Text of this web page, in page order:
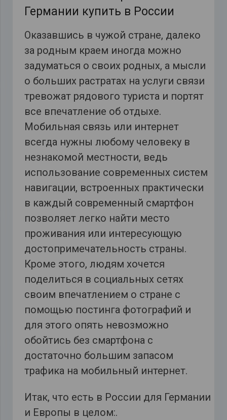
Германии купить в России
Оказавшись в чужой стране, далеко
за родным краем иногда можно
задуматься о своих родных, а мысли
о больших растратах на услуги связи
тревожат рядового туриста и портят
все впечатление об отдыхе.
Мобильная связь или интернет
всегда нужны любому человеку в
незнакомой местности, ведь
использование современных систем
навигации, встроенных практически
в каждый современный смартфон
позволяет легко найти место
проживания или интересующую
достопримечательность страны.
Кроме этого, людям хочется
поделиться в социальных сетях
своим впечатлением о стране с
помощью постинга фотографий и
для этого опять невозможно
обойтись без смартфона с
достаточно большим запасом
трафика на мобильный интернет.
Итак, что есть в России для Германии
и Европы в целом:.